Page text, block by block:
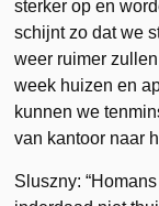
sterker op en
schijnt zo dat we
weer ruimer
week huizen en
kunnen we
van kantoor naar
Sluszny: